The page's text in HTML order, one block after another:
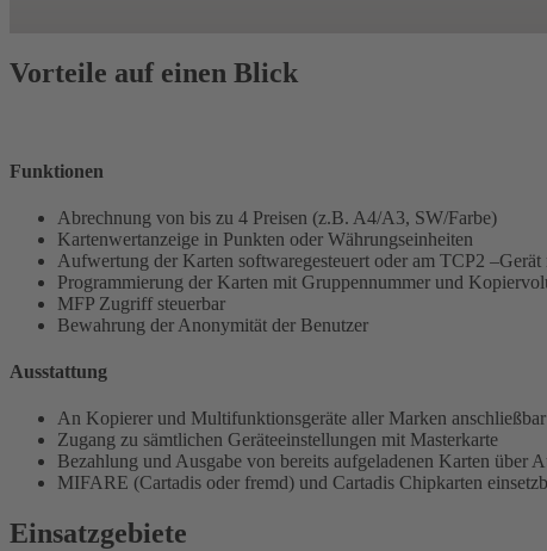
Vorteile auf einen Blick
Funktionen
Abrechnung von bis zu 4 Preisen (z.B. A4/A3, SW/Farbe)
Kartenwertanzeige in Punkten oder Währungseinheiten
Aufwertung der Karten softwaregesteuert oder am TCP2 –Gerät
Programmierung der Karten mit Gruppennummer und
MFP Zugriff steuerbar
Bewahrung der Anonymität der Benutzer
Ausstattung
An Kopierer und Multifunktionsgeräte aller Marken anschließbar
Zugang zu sämtlichen Geräteeinstellungen mit Masterkarte
Bezahlung und Ausgabe von bereits aufgeladenen Karten über
MIFARE (Cartadis oder fremd) und Cartadis Chipkarten
Einsatzgebiete